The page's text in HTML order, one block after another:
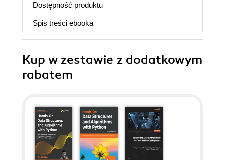
Dostępność produktu
Spis treści ebooka
Kup w zestawie z dodatkowym
rabatem